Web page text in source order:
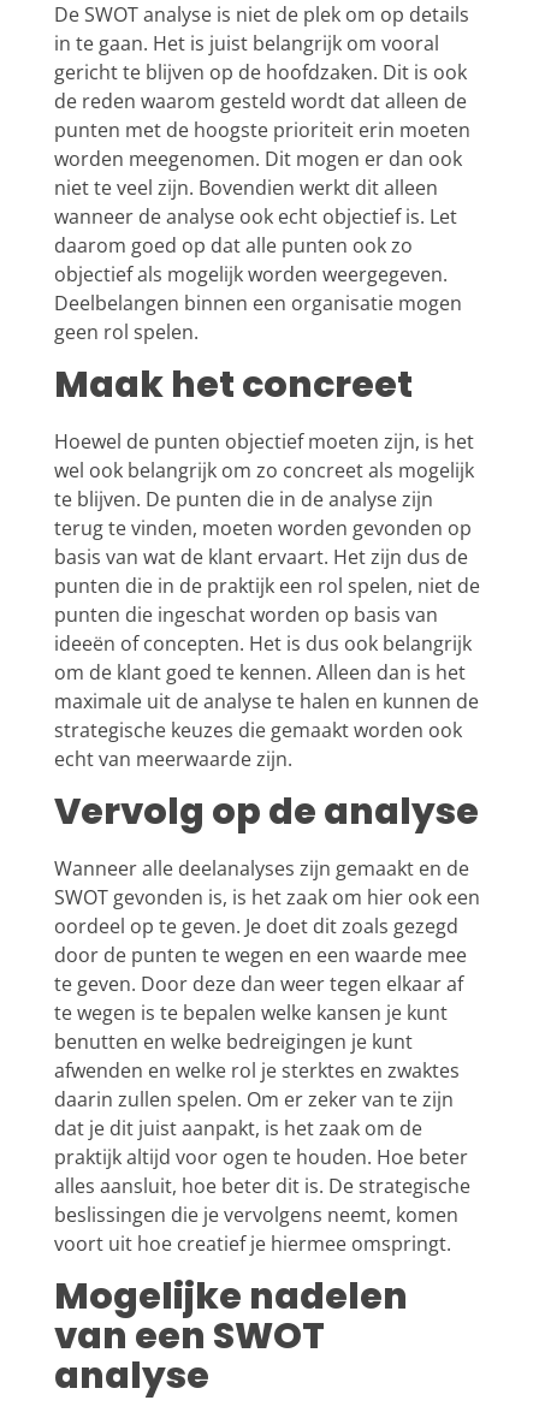
De SWOT analyse is niet de plek om op details
in te gaan. Het is juist belangrijk om vooral
gericht te blijven op de hoofdzaken. Dit is ook
de reden waarom gesteld wordt dat alleen de
punten met de hoogste prioriteit erin moeten
worden meegenomen. Dit mogen er dan ook
niet te veel zijn. Bovendien werkt dit alleen
wanneer de analyse ook echt objectief is. Let
daarom goed op dat alle punten ook zo
objectief als mogelijk worden weergegeven.
Deelbelangen binnen een organisatie mogen
geen rol spelen.
Maak het concreet
Hoewel de punten objectief moeten zijn, is het
wel ook belangrijk om zo concreet als mogelijk
te blijven. De punten die in de analyse zijn
terug te vinden, moeten worden gevonden op
basis van wat de klant ervaart. Het zijn dus de
punten die in de praktijk een rol spelen, niet de
punten die ingeschat worden op basis van
ideeën of concepten. Het is dus ook belangrijk
om de klant goed te kennen. Alleen dan is het
maximale uit de analyse te halen en kunnen de
strategische keuzes die gemaakt worden ook
echt van meerwaarde zijn.
Vervolg op de analyse
Wanneer alle deelanalyses zijn gemaakt en de
SWOT gevonden is, is het zaak om hier ook een
oordeel op te geven. Je doet dit zoals gezegd
door de punten te wegen en een waarde mee
te geven. Door deze dan weer tegen elkaar af
te wegen is te bepalen welke kansen je kunt
benutten en welke bedreigingen je kunt
afwenden en welke rol je sterktes en zwaktes
daarin zullen spelen. Om er zeker van te zijn
dat je dit juist aanpakt, is het zaak om de
praktijk altijd voor ogen te houden. Hoe beter
alles aansluit, hoe beter dit is. De strategische
beslissingen die je vervolgens neemt, komen
voort uit hoe creatief je hiermee omspringt.
Mogelijke nadelen
van een SWOT
analyse